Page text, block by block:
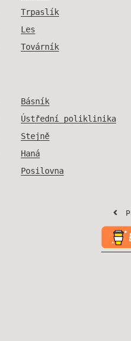
Trpaslík
Les
Továrník
Básník
Ústřední poliklinika
Stejně
Haná
Posilovna